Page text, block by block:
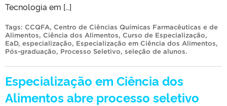
Tecnologia em […]
Tags: CCQFA, Centro de Ciências Químicas Farmacêuticas e de
Alimentos, Ciência dos Alimentos, Curso de Especialização,
EaD, especialização, Especialização em Ciência dos Alimentos,
Pós-graduação, Processo Seletivo, seleção de alunos.
Especialização em Ciência dos
Alimentos abre processo seletivo